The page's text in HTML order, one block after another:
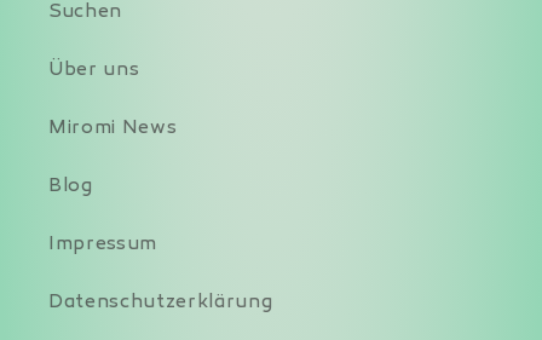
Suchen
Über uns
Miromi News
Blog
Impressum
Datenschutzerklärung